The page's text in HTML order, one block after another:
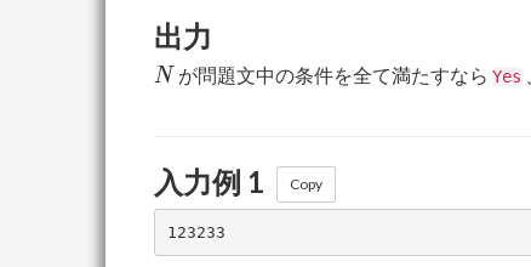
出力
N
N が問題文中の条件を全て満たすならYes
入力例 1 Copy